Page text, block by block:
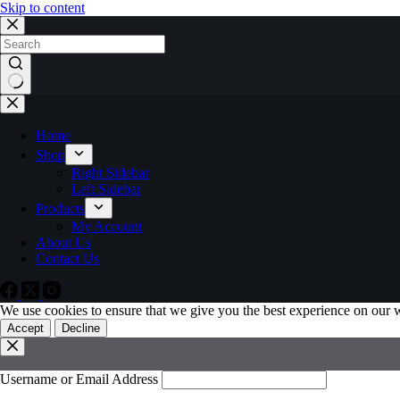
Skip to content
Home
Shop
Right Sidebar
Left Sidebar
Products
My Account
About Us
Contact Us
We use cookies to ensure that we give you the best experience on our
Accept Decline
Username or Email Address